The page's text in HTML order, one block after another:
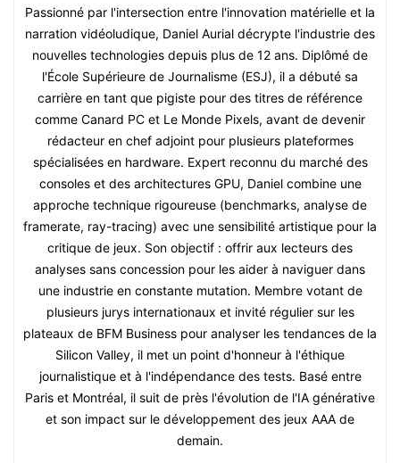
Passionné par l'intersection entre l'innovation matérielle et la
narration vidéoludique, Daniel Aurial décrypte l'industrie des
nouvelles technologies depuis plus de 12 ans. Diplômé de
l'École Supérieure de Journalisme (ESJ), il a débuté sa
carrière en tant que pigiste pour des titres de référence
comme Canard PC et Le Monde Pixels, avant de devenir
rédacteur en chef adjoint pour plusieurs plateformes
spécialisées en hardware. Expert reconnu du marché des
consoles et des architectures GPU, Daniel combine une
approche technique rigoureuse (benchmarks, analyse de
framerate, ray-tracing) avec une sensibilité artistique pour la
critique de jeux. Son objectif : offrir aux lecteurs des
analyses sans concession pour les aider à naviguer dans
une industrie en constante mutation. Membre votant de
plusieurs jurys internationaux et invité régulier sur les
plateaux de BFM Business pour analyser les tendances de la
Silicon Valley, il met un point d'honneur à l'éthique
journalistique et à l'indépendance des tests. Basé entre
Paris et Montréal, il suit de près l'évolution de l'IA générative
et son impact sur le développement des jeux AAA de
demain.